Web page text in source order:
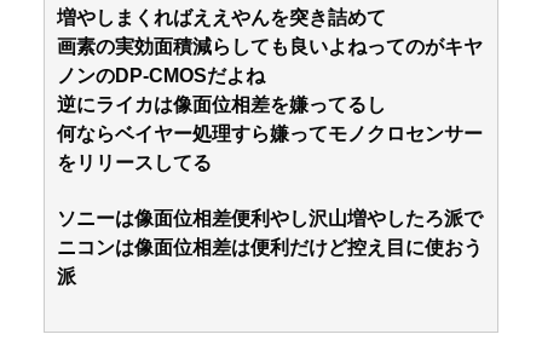
増やしまくればええやんを突き詰めて
画素の実効面積減らしても良いよねってのがキヤ
ノンのDP-CMOSだよね
逆にライカは像面位相差を嫌ってるし
何ならベイヤー処理すら嫌ってモノクロセンサー
をリリースしてる
ソニーは像面位相差便利やし沢山増やしたろ派で
ニコンは像面位相差は便利だけど控え目に使おう
派